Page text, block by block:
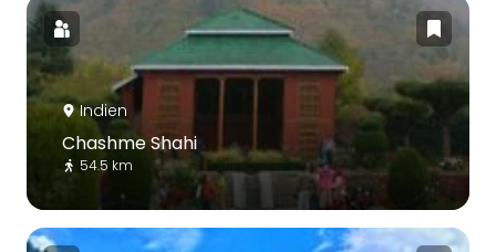
Indien
Chashme Shahi
54.5 km